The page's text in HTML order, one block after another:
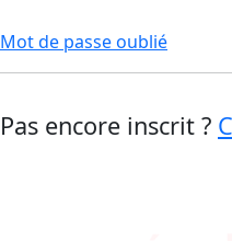
Mot de passe oublié
Pas encore inscrit ?